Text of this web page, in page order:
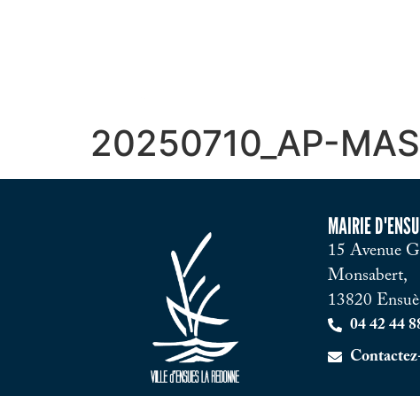
20250710_AP-
MAIRIE
15 Avenue
Monsabert,
13820
04 42 44